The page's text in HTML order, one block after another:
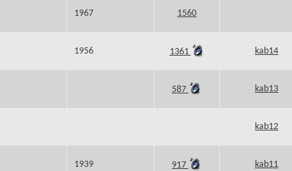
1967 1560
1956 1361 kab14
587 kab13
kab12
1939 917 kab11